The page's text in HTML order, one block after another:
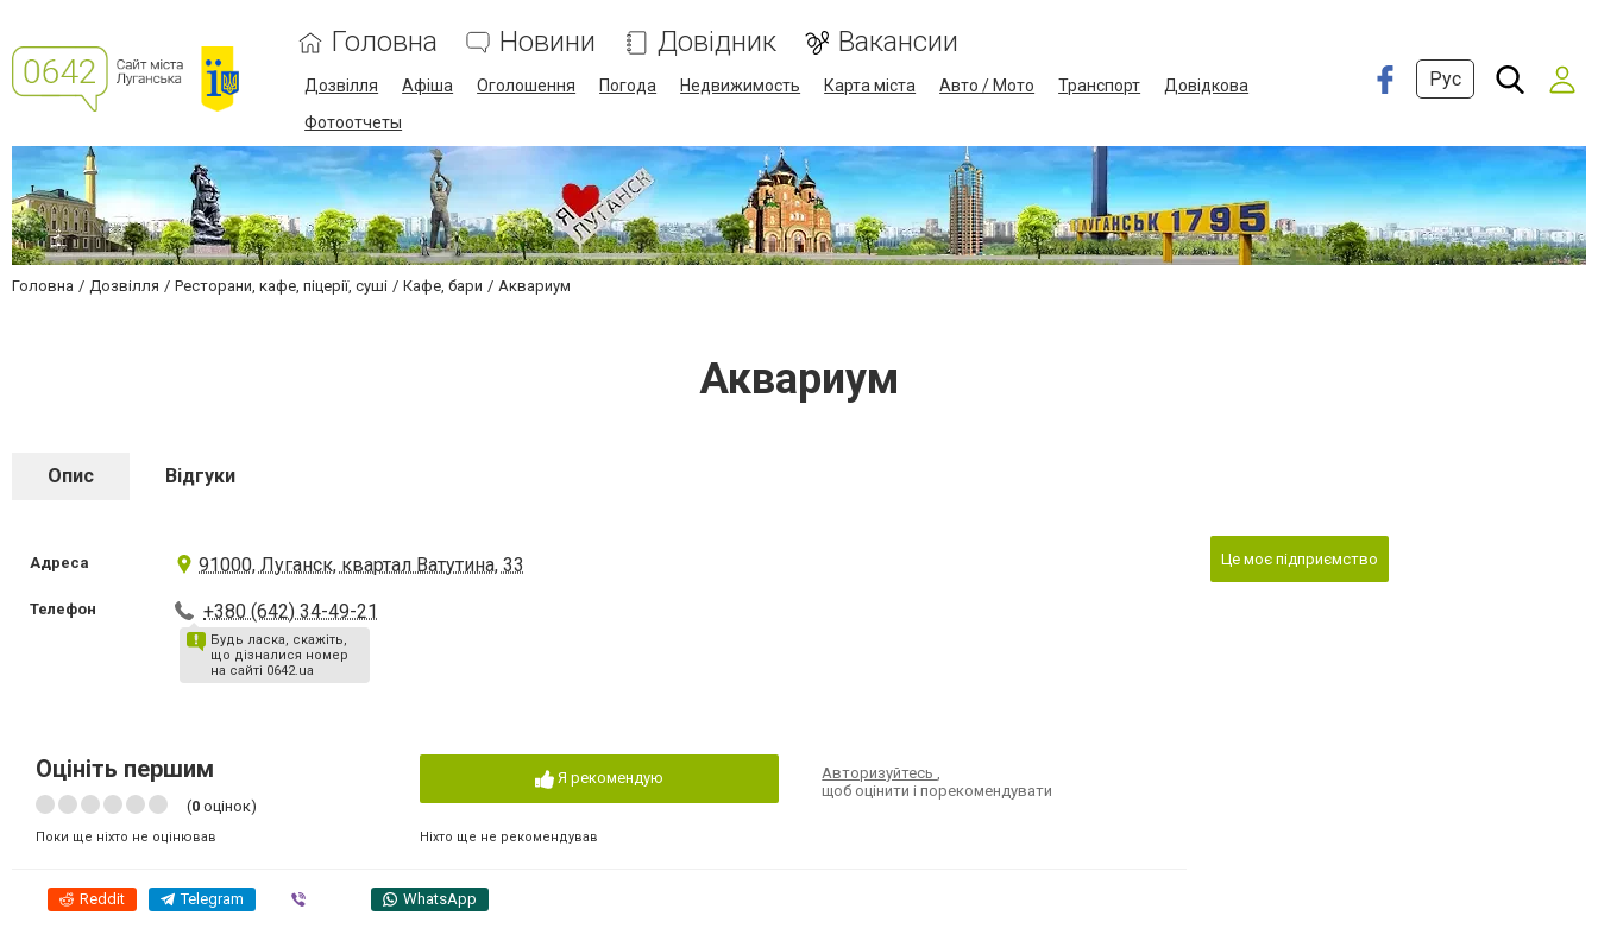
Головна Новини Довідник Вакансии
Дозвілля Афіша Оголошення Погода Недвижимость Карта міста Авто / Мото Транспорт
Довідкова
Фотоотчеты
Рус
Головна Дозвілля Ресторани, кафе, піцерії, суші Кафе, бари Аквариум
Аквариум
Опис Відгуки
Адреса 91000, Луганск, квартал Ватутина, 33
Телефон +380 (642) 34-49-21
Будь ласка, скажіть,
що дізналися номер
на сайті 0642.ua
Оцініть першим
(0 оцінок)
Поки ще ніхто не оцінював
Я рекомендую
Ніхто ще не рекомендував
Авторизуйтесь,
щоб оцінити і порекомендувати
Reddit Telegram WhatsApp
Це моє підприємство